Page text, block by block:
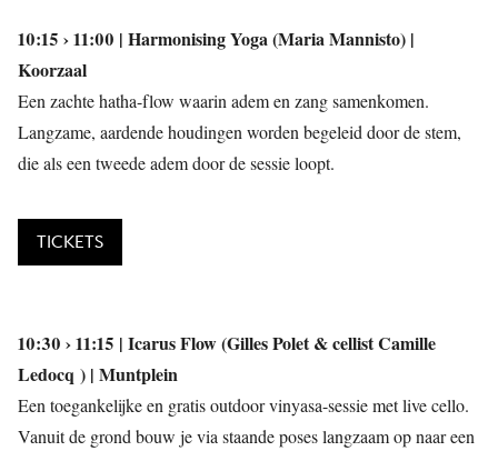
10:15 › 11:00 | Harmonising Yoga (Maria Mannisto) |
Koorzaal
Een zachte hatha-flow waarin adem en zang samenkomen.
Langzame, aardende houdingen worden begeleid door de stem,
die als een tweede adem door de sessie loopt.
TICKETS
10:30 › 11:15 | Icarus Flow (Gilles Polet & cellist Camille
Ledocq ) | Muntplein
Een toegankelijke en gratis outdoor vinyasa-sessie met live cello.
Vanuit de grond bouw je via staande poses langzaam op naar een